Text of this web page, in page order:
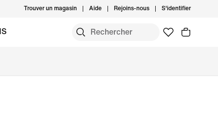
Trouver un magasin Aide Rejoins-nous S'identifier